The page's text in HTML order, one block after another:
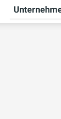
Untermenü